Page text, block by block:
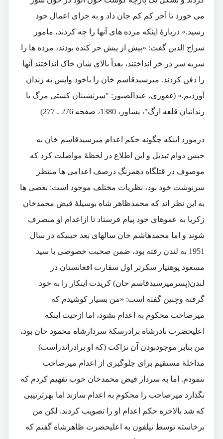
می خورد تا آخر کم کم جان داد و به جزای اعمال خود
رسید.» دربارۀ اینکه مرده های آنها را چه کردند، مامور
سراج الدین گفت: «پیش از پیش جر کنده بودند، مرده ها را
سربه سر در جَر انداختند، بعداً بالای شان خاک انداختند آنها
را دفن کردند. میرسیدقاسم خان را باخود واپس به زندان
آوردیم.» (غفوری، عبدالصبور: "سرنشینان کشتی مرگ یا
زندانیان قلعه ارگ"، پشاور، 1380، صفحه 276 ـ 277)
درمورد اینکه چگونه حکم اعدام میرسیدقاسم خان به
حبس دوام تبدیل و این اطلاع در لحظۀ مواصلت کرد که
موصوف در قتلگاه دهمزنگ درصف اعدامی ها منتظر
سرنوشت خود بود، نظریات مختلف موجود است: بعضی ها
به این نظر اند که محمدظاهر شاه بوسیلۀ فیض محمدخان
زکریا به عموهای خود پیام فرستاد تا ازاعدام او منصرف
شوند و اما محمدهاشم خان سالهای بعد حینیکه در سال
1951 به لندن رفته بود، ضمن صحبت خصوصی با سید
مسعود پوهنیار سکرتر اول سفارت افغانستان در
لندن(پسرمیرسیدقاسم خان) کریدت اینکار را به خود
گرفته وچنین گفته است: «من بسیار کوشیدم که
میرصاحب محکوم به اعدام نشود، اما ازحیث اینکه
اعلیحضرت نادرشاه برادرسکۀ سردارشاه محمود خان بود،
من بنابر موجودبودن آن نزاکت (که او برادراندراست)
مداخلۀ مستقیم برای جلوگیری از اعدام میرصاحب
ننمودم. اما به سردار فیض محمدخان خوب تفهیم کردم که
نگذارد میرصاحب را محکوم به اعدام سازند اما بهرترتیبی
که شد بالاخره حکم اعدام او را تصویب کردند. لکن من
برخاسته توسط تیلفون به اعلیحضرت ظاهرشاه گفتم که